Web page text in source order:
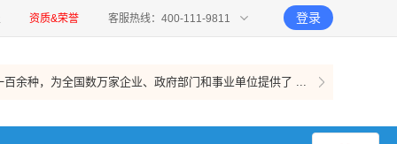
资质&荣誉 客服热线：400-111-9811 登录
百余种，为全国数万家企业、政府部门和事业单位提供了 ...